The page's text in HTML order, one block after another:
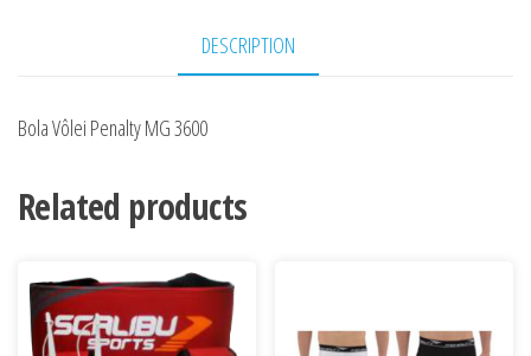
DESCRIPTION
Bola Vôlei Penalty MG 3600
Related products